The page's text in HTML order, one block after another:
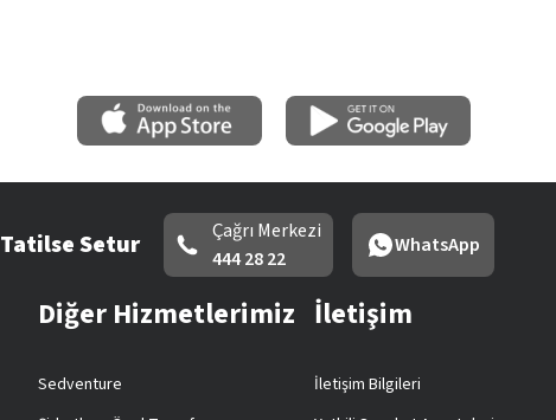
Tatilse Setur
Çağrı Merkezi
444 28 22
WhatsApp
Diğer Hizmetlerimiz
Sedventure
İletişim
İletişim Bilgileri